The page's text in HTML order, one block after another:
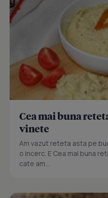
Cea mai buna
vinete
Am vazut reteta asta pe
o incerc. E Cea mai buna
cate am...